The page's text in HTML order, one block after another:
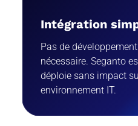
Intégration
Pas de
nécessaire. Seganto
déploie sans impact
environnement IT.